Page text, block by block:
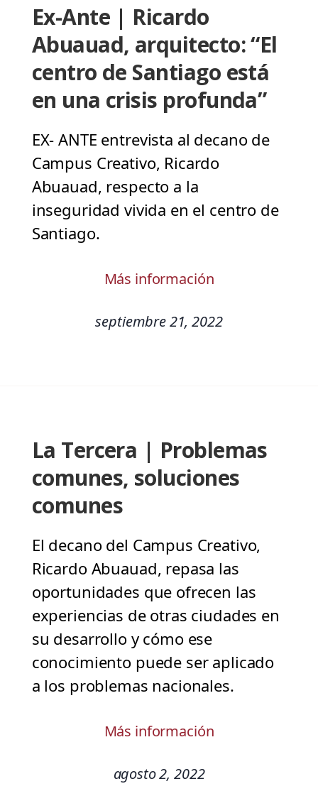
Ex-Ante | Ricardo
Abuauad, arquitecto: “El
centro de Santiago está
en una crisis profunda”
EX- ANTE entrevista al decano de
Campus Creativo, Ricardo
Abuauad, respecto a la
inseguridad vivida en el centro de
Santiago.
Más información
septiembre 21, 2022
La Tercera | Problemas
comunes, soluciones
comunes
El decano del Campus Creativo,
Ricardo Abuauad, repasa las
oportunidades que ofrecen las
experiencias de otras ciudades en
su desarrollo y cómo ese
conocimiento puede ser aplicado
a los problemas nacionales.
Más información
agosto 2, 2022